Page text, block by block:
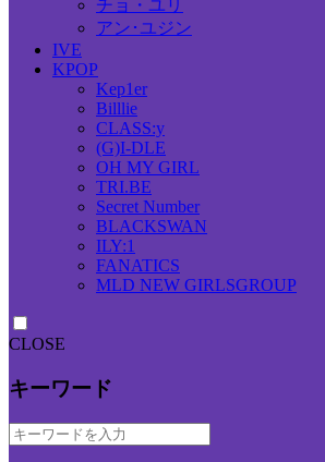
チョ・ユリ
アン･ユジン
IVE
KPOP
Kep1er
Billlie
CLASS:y
(G)I-DLE
OH MY GIRL
TRI.BE
Secret Number
BLACKSWAN
ILY:1
FANATICS
MLD NEW GIRLSGROUP
CLOSE
キーワード